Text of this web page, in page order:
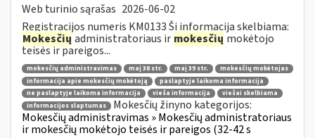
Web turinio sąrašas 2026-06-02
Registracijos numeris KM0133 Ši informacija skelbiama:
Mokesčių administratoriaus ir mokesčių mokėtojo
teisės ir pareigos...
mokesčių administravimas maį 38 str. maį 39 str.
mokesčių mokėtojas
informacija apie mokesčių mokėtoją
paslaptyje laikoma informacija
ne paslaptyje laikoma informacija
vieša informacija
viešai skelbiama
informacijos slaptumas
Mokesčių žinyno kategorijos:
Mokesčių administravimas » Mokesčių administratoriaus
ir mokesčių mokėtojo teisės ir pareigos (32-42 s